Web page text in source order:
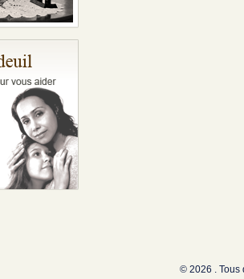
© 2026 . Tous